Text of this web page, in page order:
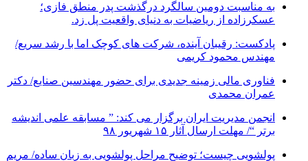
به مناسبت دومین سالگرد درگذشت پدر منطق فازی؛
عسکرزاده از ریاضیات به دنیای واقعیت پل زد.
پادکست: رقیبان آینده، شرکت های کوچک اما با رشد سریع/
مهندس محمود کریمی
فناوری مالی زمینه جدیدی برای حضور مهندسین صنایع/ دکتر
عمران محمدی
انجمن مدیریت ایران برگزار می کند: ” مسابقه علمی اندیشه
برتر “/ مهلت ارسال آثار ۱۵ شهریور ۹۸
پولشویی چیست؛ توضیح مراحل پولشویی به زبان ساده/ مریم